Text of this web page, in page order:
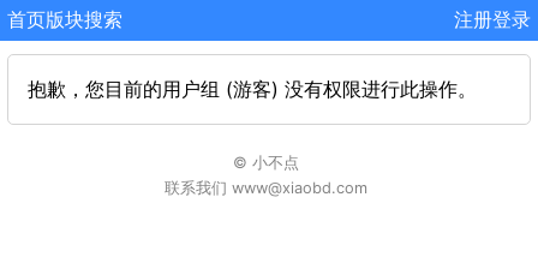
首页版块搜索 注册登录
抱歉，您目前的用户组 (游客) 没有权限进行此操作。
© 小不点
联系我们 www@xiaobd.com